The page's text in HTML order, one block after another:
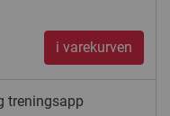
i varekurven
treningsapp